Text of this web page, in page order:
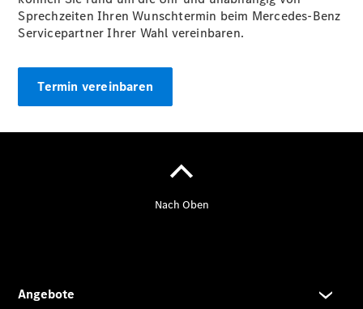
Übersicht
Unfallreparaturen
SmallRepair
Service-
Sprechzeiten Ihren Wunschtermin beim Mercedes-Benz
Servicepartner Ihrer Wahl vereinbaren.
Termin vereinbaren